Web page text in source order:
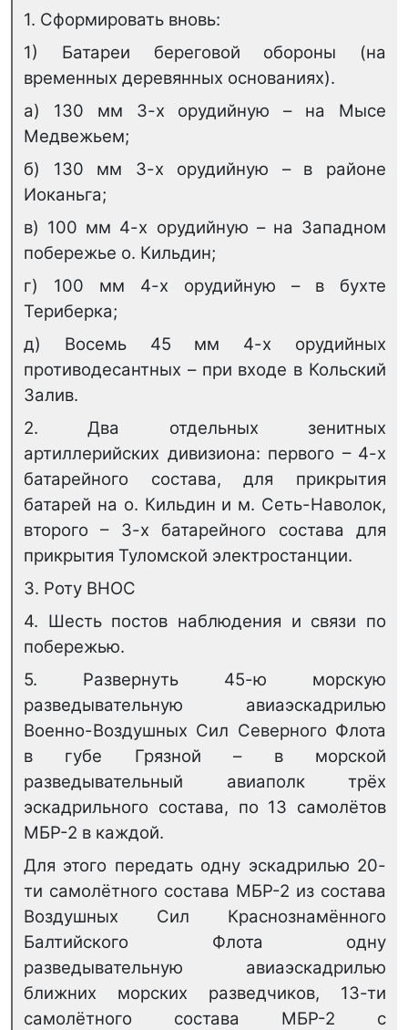
1. Сформировать вновь:
1) Батареи береговой обороны (на
временных деревянных основаниях).
а) 130 мм 3-х орудийную – на Мысе
Медвежьем;
б) 130 мм 3-х орудийную – в районе
Иоканьга;
в) 100 мм 4-х орудийную – на Западном
побережье о. Кильдин;
г) 100 мм 4-х орудийную – в бухте
Териберка;
д) Восемь 45 мм 4-х орудийных
противодесантных – при входе в Кольский
Залив.
2. Два отдельных зенитных
артиллерийских дивизиона: первого – 4-х
батарейного состава, для прикрытия
батарей на о. Кильдин и м. Сеть-Наволок,
второго – 3-х батарейного состава для
прикрытия Туломской электростанции.
3. Роту ВНОС
4. Шесть постов наблюдения и связи по
побережью.
5. Развернуть 45-ю морскую
разведывательную авиаэскадрилью
Военно-Воздушных Сил Северного Флота
в губе Грязной – в морской
разведывательный авиаполк трёх
эскадрильного состава, по 13 самолётов
МБР-2 в каждой.
Для этого передать одну эскадрилью 20-
ти самолётного состава МБР-2 из состава
Воздушных Сил Краснознамённого
Балтийского Флота одну
разведывательную авиаэскадрилью
ближних морских разведчиков, 13-ти
самолётного состава МБР-2 с